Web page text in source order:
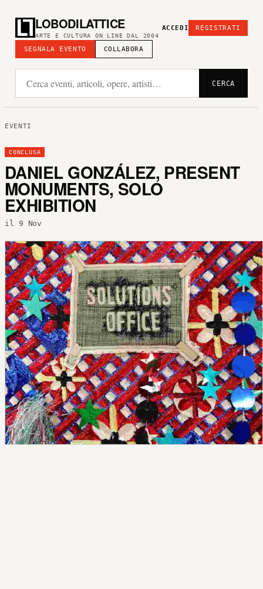
LOBODILATTICE
ARTE E CULTURA ON LINE DAL 2004
SEGNALA EVENTO COLLABORA
ACCEDI REGISTRATI
CERCA
EVENTI
CONCLUSA
DANIEL GONZÁLEZ, PRESENT
MONUMENTS, SOLO
EXHIBITION
il 9 Nov